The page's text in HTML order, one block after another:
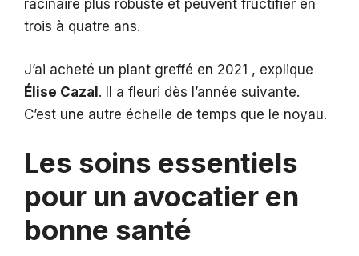
racinaire plus robuste et peuvent fructifier en
trois à quatre ans.
J’ai acheté un plant greffé en 2021 , explique
Élise Cazal. Il a fleuri dès l’année suivante.
C’est une autre échelle de temps que le noyau.
Les soins essentiels
pour un avocatier en
bonne santé